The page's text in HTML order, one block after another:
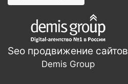
Seo продвижение сайтов
Demis Group